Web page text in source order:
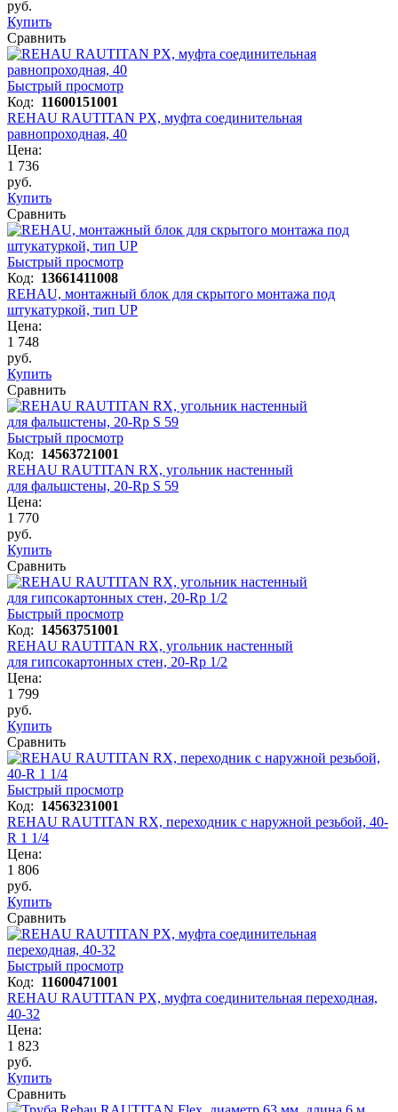
руб.
Купить
Сравнить
Быстрый просмотр
Код: 11600151001
REHAU RAUTITAN PX, муфта соединительная
равнопроходная, 40
Цена:
1 736
руб.
Купить
Сравнить
Быстрый просмотр
Код: 13661411008
REHAU, монтажный блок для скрытого монтажа под
штукатуркой, тип UP
Цена:
1 748
руб.
Купить
Сравнить
Быстрый просмотр
Код: 14563721001
REHAU RAUTITAN RX, угольник настенный
для фальшстены, 20-Rp S 59
Цена:
1 770
руб.
Купить
Сравнить
Быстрый просмотр
Код: 14563751001
REHAU RAUTITAN RX, угольник настенный
для гипсокартонных стен, 20-Rp 1/2
Цена:
1 799
руб.
Купить
Сравнить
Быстрый просмотр
Код: 14563231001
REHAU RAUTITAN RX, переходник с наружной резьбой, 40-
R 1 1/4
Цена:
1 806
руб.
Купить
Сравнить
Быстрый просмотр
Код: 11600471001
REHAU RAUTITAN PX, муфта соединительная переходная,
40-32
Цена:
1 823
руб.
Купить
Сравнить